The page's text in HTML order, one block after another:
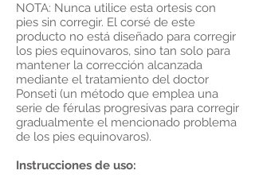
NOTA: Nunca utilice esta ortesis con
pies sin corregir. El corsé de este
producto no está diseñado para corregir
los pies equinovaros, sino tan solo para
mantener la corrección alcanzada
mediante el tratamiento del doctor
Ponseti (un método que emplea una
serie de férulas progresivas para corregir
gradualmente el mencionado problema
de los pies equinovaros).
Instrucciones de uso: